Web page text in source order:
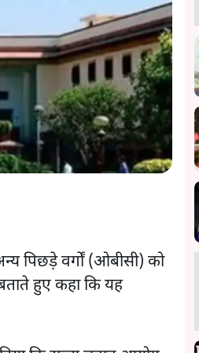
पिछड़े वर्गों (ओबीसी) को
हुए कहा कि यह